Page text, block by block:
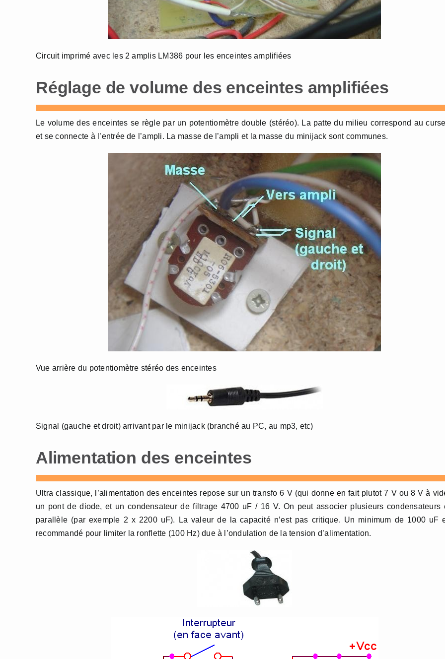
Circuit imprimé avec les 2 amplis LM386 pour les enceintes amplifiées
Réglage de volume des enceintes amplifiées
Le volume des enceintes se règle par un potentiomètre double (stéréo). La patte du milieu correspond au
et se connecte à l’entrée de l’ampli. La masse de l’ampli et la masse du minijack sont communes.
Vue arrière du potentiomètre stéréo des enceintes
Signal (gauche et droit) arrivant par le minijack (branché au PC, au mp3, etc)
Alimentation des enceintes
Ultra classique, l’alimentation des enceintes repose sur un transfo 6 V (qui donne en fait plutot 7 V ou 8 V à
un pont de diode, et un condensateur de filtrage 4700 uF / 16 V. On peut associer plusieurs condensateurs
parallèle (par exemple 2 x 2200 uF). La valeur de la capacité n’est pas critique. Un minimum de 1000 uF
recommandé pour limiter la ronflette (100 Hz) due à l’ondulation de la tension d’alimentation.